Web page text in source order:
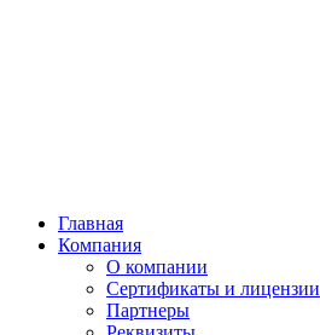
Главная
Компания
О компании
Сертификаты и лицензии
Партнеры